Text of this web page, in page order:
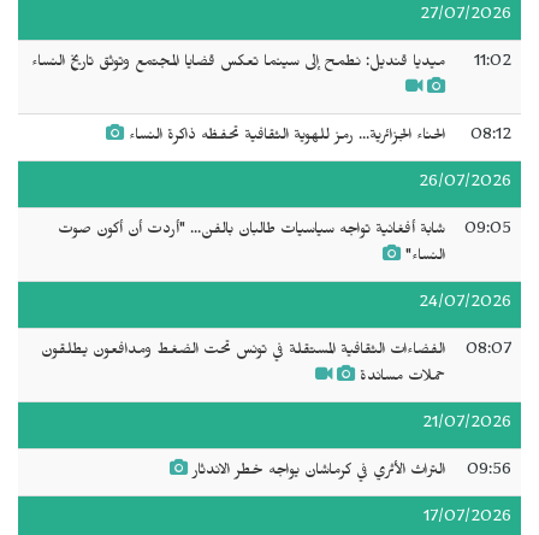
27/07/2026
11:02 ميديا قنديل: نطمح إلى سينما تعكس قضايا المجتمع وتوثق تاريخ النساء
08:12 الحناء الجزائرية... رمز للهوية الثقافية تحفظه ذاكرة النساء
26/07/2026
09:05
شابة أفغانية تواجه سياسيات طالبان بالفن... "أردت أن أكون صوت
النساء"
24/07/2026
08:07
الفضاءات الثقافية المستقلة في تونس تحت الضغط ومدافعون يطلقون
حملات مساندة
21/07/2026
09:56 التراث الأثري في كرماشان يواجه خطر الاندثار
17/07/2026